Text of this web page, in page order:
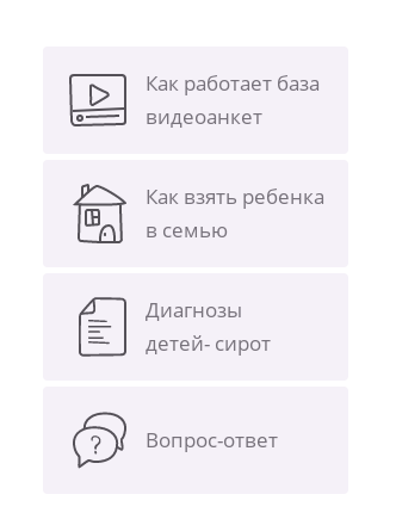
Как работает база
видеоанкет
Как взять ребенка
в семью
Диагнозы
детей- сирот
Вопрос-ответ